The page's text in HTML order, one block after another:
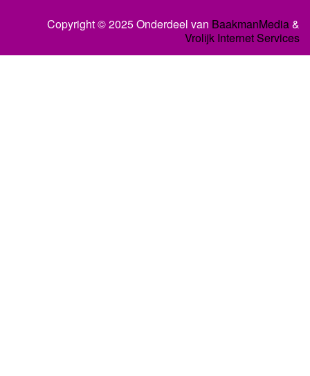
Copyright © 2025 Onderdeel van BaakmanMedia&
Vrolijk Internet Services